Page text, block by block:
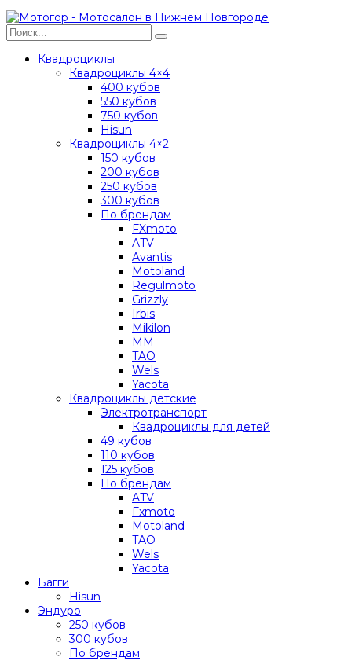
Квадроциклы
Квадроциклы 4×4
400 кубов
550 кубов
750 кубов
Hisun
Квадроциклы 4×2
150 кубов
200 кубов
250 кубов
300 кубов
По брендам
FXmoto
ATV
Avantis
Motoland
Regulmoto
Grizzly
Irbis
Mikilon
MM
TAO
Wels
Yacota
Квадроциклы детские
Электротранспорт
Квадроциклы для детей
49 кубов
110 кубов
125 кубов
По брендам
ATV
Fxmoto
Motoland
TAO
Wels
Yacota
Багги
Hisun
Эндуро
250 кубов
300 кубов
По брендам